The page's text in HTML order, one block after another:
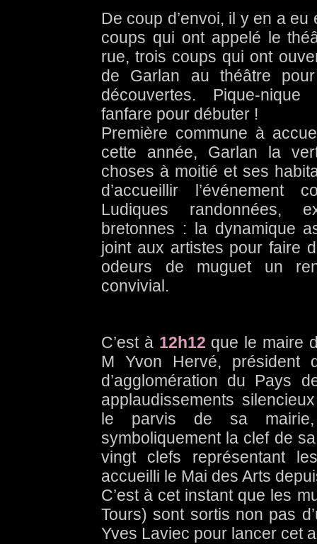
De coup d’envoi, il y en a
coups qui ont appelé le
rue, trois coups qui ont
de Garlan au théâtre
découvertes. Pique-
fanfare pour débuter !
Première commune à
cette année, Garlan la
choses à moitié et ses
d’accueillir
Ludiques randonnées,
bretonnes : la dynamique
joint aux artistes pour faire
odeurs de muguet un
convivial.
C’est à 12h12 que le maire
M Yvon Hervé, président
d’agglomération du Pays
applaudissements
le parvis de sa
symboliquement la clef de
vingt clefs représentant
accueilli le Mai des Arts
C’est à cet instant que les
Tours) sont sortis non pas
Yves Laviec pour lancer cet